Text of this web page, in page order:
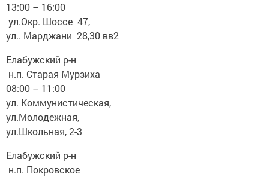
13:00 – 16:00
ул.Окр. Шоссе 47,
ул.. Марджани 28,30 вв2
Елабужский р-н
н.п. Старая Мурзиха
08:00 – 11:00
ул. Коммунистическая,
ул.Молодежная,
ул.Школьная, 2-3
Елабужский р-н
н.п. Покровское